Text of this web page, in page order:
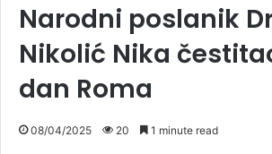
Narodni poslanik
Nikolić Nika
dan Roma
08/04/2025 20 1 minute read